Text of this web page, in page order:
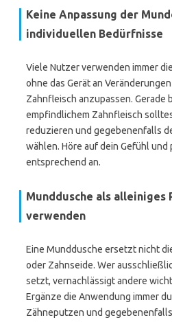
Keine Anpassung der
individuellen Bedürfnisse
Viele Nutzer verwenden immer
ohne das Gerät an
Zahnfleisch anzupassen. Gerade
empfindlichem Zahnfleisch
reduzieren und gegebenenfalls
wählen. Höre auf dein Gefühl und
entsprechend an.
Munddusche als alleiniges
verwenden
Eine Munddusche ersetzt nicht
oder Zahnseide. Wer
setzt, vernachlässigt andere
Ergänze die Anwendung immer
Zähneputzen und